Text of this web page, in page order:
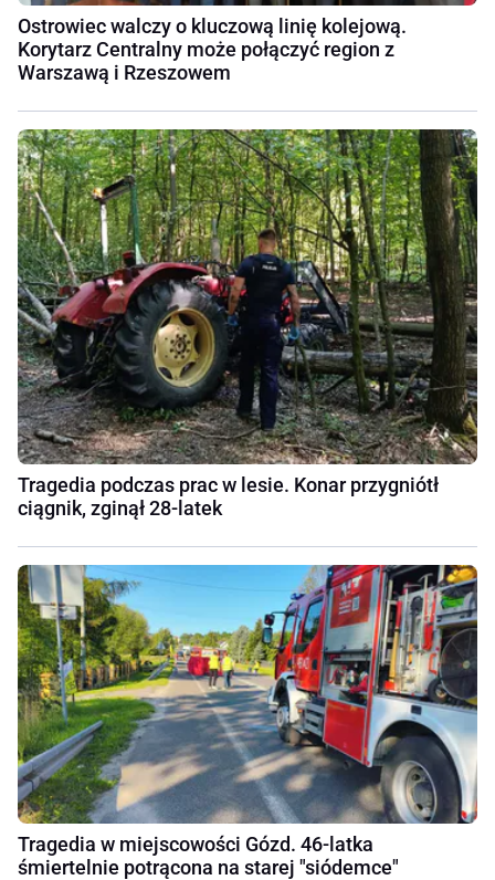
Ostrowiec walczy o kluczową linię kolejową.
Korytarz Centralny może połączyć region z
Warszawą i Rzeszowem
Tragedia podczas prac w lesie. Konar przygniótł
ciągnik, zginął 28-latek
Tragedia w miejscowości Gózd. 46-latka
śmiertelnie potrącona na starej "siódemce"